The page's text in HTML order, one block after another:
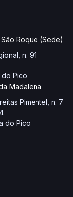
Roque (Sede)
n. 91
do Pico
Madalena
Pimentel, n. 7
do Pico